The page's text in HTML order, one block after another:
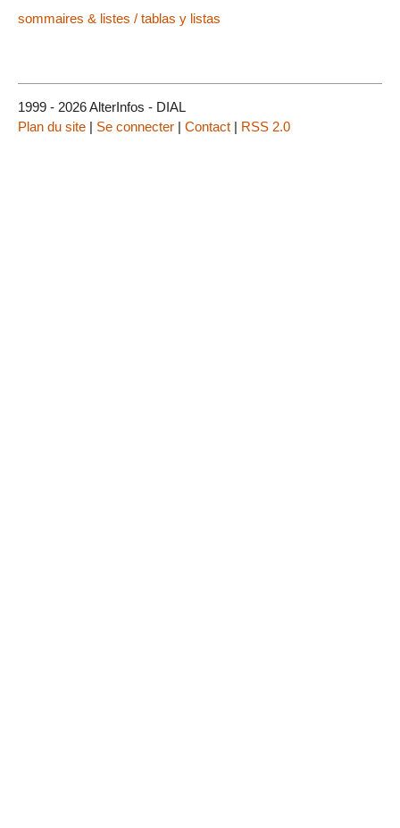
sommaires & listes / tablas y listas
1999 - 2026 AlterInfos - DIAL
Plan du site | Se connecter | Contact | RSS 2.0